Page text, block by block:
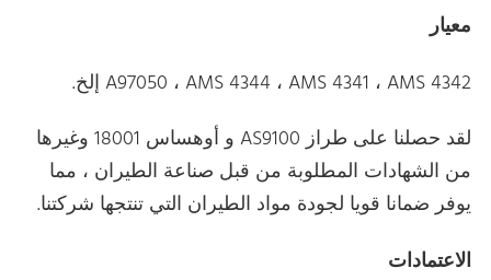
معيار
A97050 ، AMS 4344 ، AMS 4341 ، AMS 4342 إلخ.
لقد حصلنا على طراز AS9100 و أوهساس 18001 وغيرها
من الشهادات المطلوبة من قبل صناعة الطيران ، مما
يوفر ضمانا قويا لجودة مواد الطيران التي تنتجها شركتنا.
الاعتمادات